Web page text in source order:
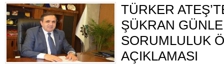
TÜRKER
ŞÜKRAN
SORUMLULUK
AÇIKLAMASI